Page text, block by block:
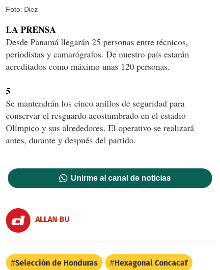
Foto: Diez
LA PRENSA
Desde Panamá llegarán 25 personas entre técnicos,
periodistas y camarógrafos. De nuestro país estarán
acreditados como máximo unas 120 personas.
5
Se mantendrán los cinco anillos de seguridad para
conservar el resguardo acostumbrado en el estadio
Olímpico y sus alrededores. El operativo se realizará
antes, durante y después del partido.
Unirme al canal de noticias
ALLAN BU
Selección de Honduras Hexagonal Concacaf